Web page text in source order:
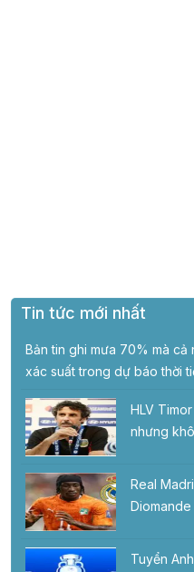
Tin tức mới nhất
Bản tin ghi mưa 70% mà
xác suất trong dự báo thời
HLV
nhưng
Real
Tuyển